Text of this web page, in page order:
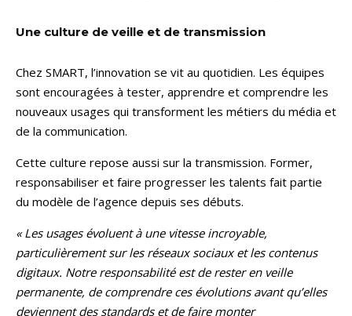
Une culture de veille et de transmission
Chez SMART, l’innovation se vit au quotidien. Les équipes
sont encouragées à tester, apprendre et comprendre les
nouveaux usages qui transforment les métiers du média et
de la communication.
Cette culture repose aussi sur la transmission. Former,
responsabiliser et faire progresser les talents fait partie
du modèle de l’agence depuis ses débuts.
« Les usages évoluent à une vitesse incroyable,
particulièrement sur les réseaux sociaux et les contenus
digitaux. Notre responsabilité est de rester en veille
permanente, de comprendre ces évolutions avant qu’elles
deviennent des standards et de faire monter